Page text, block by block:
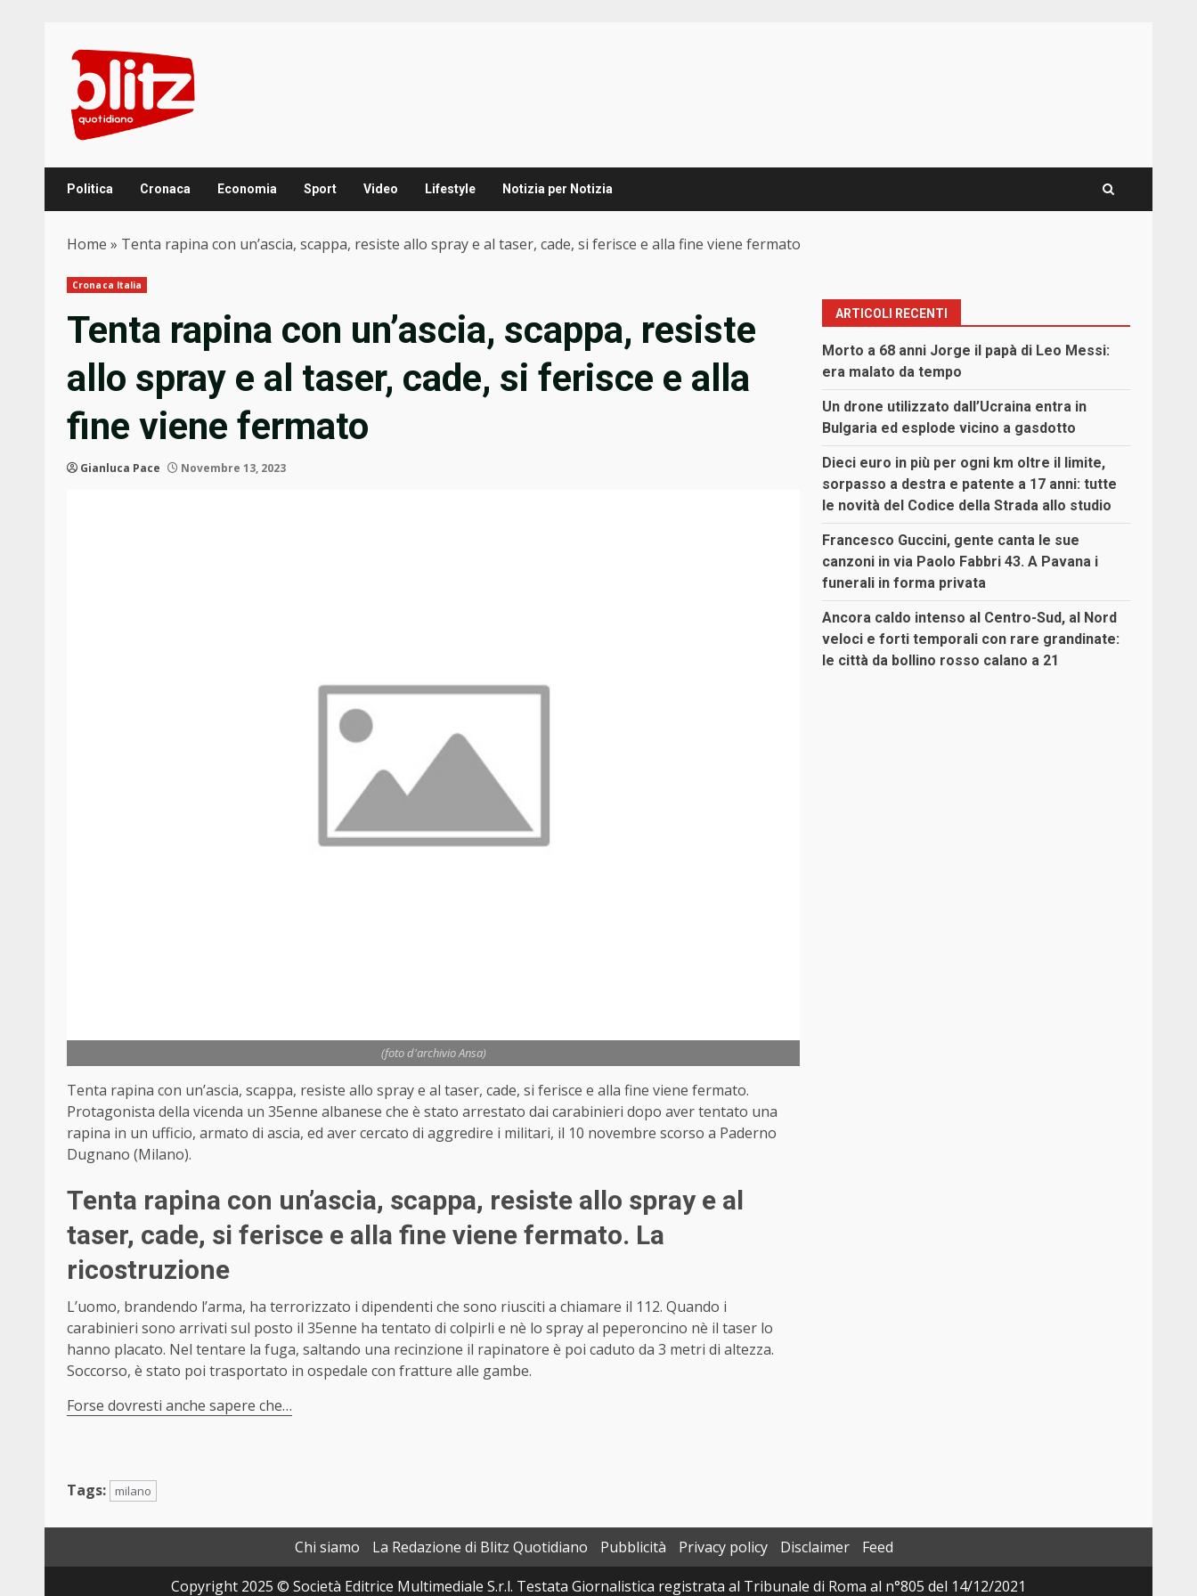
content
Politica Cronaca Economia Sport Video Lifestyle Notizia per Notizia
Home » Tenta rapina con un’ascia, scappa, resiste allo spray e al taser, cade, si ferisce e alla fine viene fermato
Cronaca Italia
Tenta rapina con un’ascia, scappa, resiste
allo spray e al taser, cade, si ferisce e alla
fine viene fermato
Gianluca Pace Novembre 13, 2023
(foto d'archivio Ansa)
Tenta rapina con un’ascia, scappa, resiste allo spray e al taser, cade, si ferisce e alla fine viene fermato.
Protagonista della vicenda un 35enne albanese che è stato arrestato dai carabinieri dopo aver tentato una
rapina in un ufficio, armato di ascia, ed aver cercato di aggredire i militari, il 10 novembre scorso a Paderno
Dugnano (Milano).
Tenta rapina con un’ascia, scappa, resiste allo spray e al
taser, cade, si ferisce e alla fine viene fermato. La
ricostruzione
L’uomo, brandendo l’arma, ha terrorizzato i dipendenti che sono riusciti a chiamare il 112. Quando i
carabinieri sono arrivati sul posto il 35enne ha tentato di colpirli e nè lo spray al peperoncino nè il taser lo
hanno placato. Nel tentare la fuga, saltando una recinzione il rapinatore è poi caduto da 3 metri di altezza.
Soccorso, è stato poi trasportato in ospedale con fratture alle gambe.
Forse dovresti anche sapere che…
Tags: milano
ARTICOLI RECENTI
Morto a 68 anni Jorge il papà di Leo Messi:
era malato da tempo
Un drone utilizzato dall’Ucraina entra in
Bulgaria ed esplode vicino a gasdotto
Dieci euro in più per ogni km oltre il limite,
sorpasso a destra e patente a 17 anni: tutte
le novità del Codice della Strada allo studio
Francesco Guccini, gente canta le sue
canzoni in via Paolo Fabbri 43. A Pavana i
funerali in forma privata
Ancora caldo intenso al Centro-Sud, al Nord
veloci e forti temporali con rare grandinate:
le città da bollino rosso calano a 21
Chi siamo La Redazione di Blitz Quotidiano Pubblicità Privacy policy Disclaimer
Feed
Copyright 2025 © Società Editrice Multimediale S.r.l. Testata Giornalistica registrata al Tribunale di Roma al n°805 del 14/12/2021